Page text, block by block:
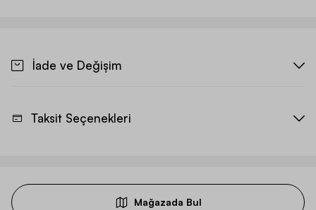
İade ve Değişim
Taksit Seçenekleri
Mağazada Bul